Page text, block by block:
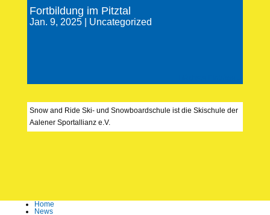
Fortbildung im Pitztal
Jan. 9, 2025 Uncategorized
Snow and Ride Ski- und Snowboardschule ist die Skischule der
Aalener Sportallianz e.V.
Home
News